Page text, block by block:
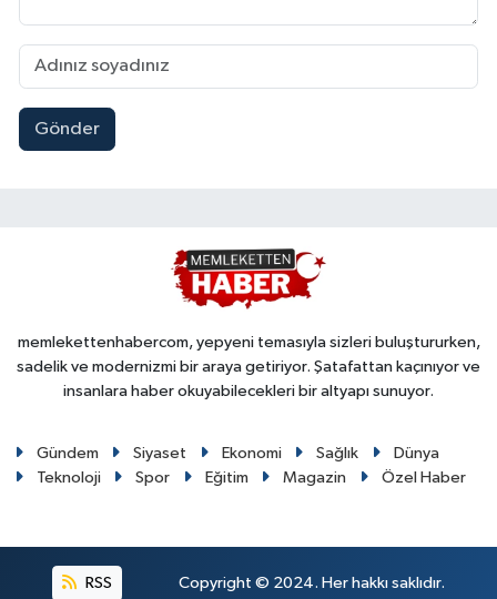
Gönder
memlekettenhabercom, yepyeni temasıyla sizleri buluştururken,
sadelik ve modernizmi bir araya getiriyor. Şatafattan kaçınıyor ve
insanlara haber okuyabilecekleri bir altyapı sunuyor.
Gündem Siyaset Ekonomi Sağlık
Dünya
Teknoloji
Spor Eğitim Magazin Özel Haber
RSS Copyright © 2024. Her hakkı saklıdır.